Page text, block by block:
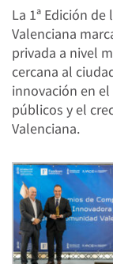
La 1ª Edición
Valenciana
privada a nivel
cercana al
innovación en
públicos y el
Valenciana.